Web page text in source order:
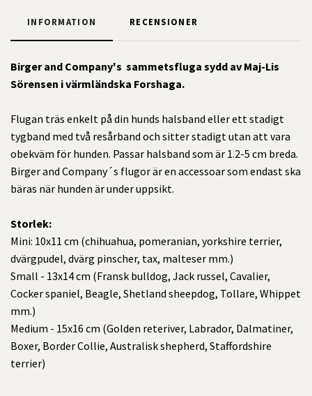
INFORMATION RECENSIONER
Birger and Company's sammetsfluga sydd av Maj-Lis
Sörensen i värmländska Forshaga.
Flugan träs enkelt på din hunds halsband eller ett stadigt
tygband med två resårband och sitter stadigt utan att vara
obekväm för hunden. Passar halsband som är 1.2-5 cm breda.
Birger and Company´s flugor är en accessoar som endast ska
bäras när hunden är under uppsikt.
Storlek:
Mini: 10x11 cm (chihuahua, pomeranian, yorkshire terrier,
dvärgpudel, dvärg pinscher, tax, malteser mm.)
Small - 13x14 cm (Fransk bulldog, Jack russel, Cavalier,
Cocker spaniel, Beagle, Shetland sheepdog, Tollare, Whippet
mm.)
Medium - 15x16 cm (Golden reteriver, Labrador, Dalmatiner,
Boxer, Border Collie, Australisk shepherd, Staffordshire
terrier)